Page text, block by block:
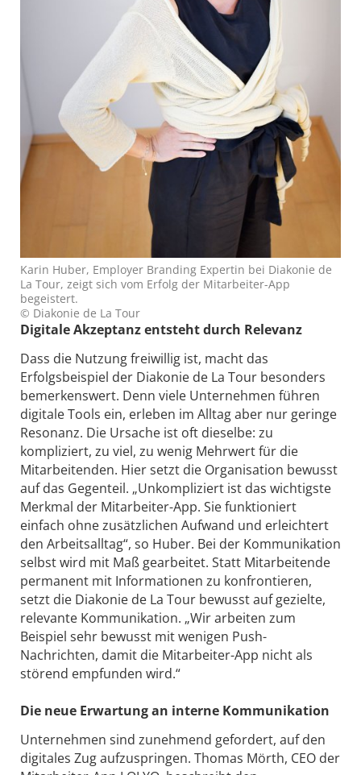
Karin Huber, Employer Branding Expertin bei Diakonie de
La Tour, zeigt sich vom Erfolg der Mitarbeiter-App
begeistert.
© Diakonie de La Tour
Digitale Akzeptanz entsteht durch Relevanz
Dass die Nutzung freiwillig ist, macht das
Erfolgsbeispiel der Diakonie de La Tour besonders
bemerkenswert. Denn viele Unternehmen führen
digitale Tools ein, erleben im Alltag aber nur geringe
Resonanz. Die Ursache ist oft dieselbe: zu
kompliziert, zu viel, zu wenig Mehrwert für die
Mitarbeitenden. Hier setzt die Organisation bewusst
auf das Gegenteil. „Unkompliziert ist das wichtigste
Merkmal der Mitarbeiter-App. Sie funktioniert
einfach ohne zusätzlichen Aufwand und erleichtert
den Arbeitsalltag“, so Huber. Bei der Kommunikation
selbst wird mit Maß gearbeitet. Statt Mitarbeitende
permanent mit Informationen zu konfrontieren,
setzt die Diakonie de La Tour bewusst auf gezielte,
relevante Kommunikation. „Wir arbeiten zum
Beispiel sehr bewusst mit wenigen Push-
Nachrichten, damit die Mitarbeiter-App nicht als
störend empfunden wird.“
Die neue Erwartung an interne Kommunikation
Unternehmen sind zunehmend gefordert, auf den
digitales Zug aufzuspringen. Thomas Mörth, CEO der